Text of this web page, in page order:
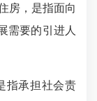
房，是指面向
需要的引进人
指承担社会责